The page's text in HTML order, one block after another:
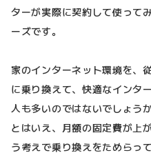
ターが実際に契約して使って
ーズです。
家のインターネット環境を、
に乗り換えて、快適なインタ
人も多いのではないでしょうか
とはいえ、月額の固定費が上
う考えで乗り換えをためらっ